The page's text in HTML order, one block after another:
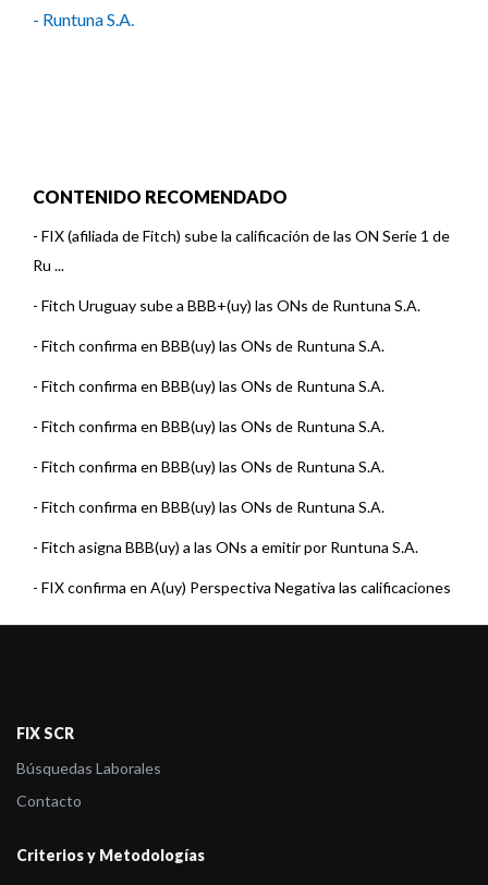
- Runtuna S.A.
CONTENIDO RECOMENDADO
- FIX (afiliada de Fitch) sube la calificación de las ON Serie 1 de
Ru ...
- Fitch Uruguay sube a BBB+(uy) las ONs de Runtuna S.A.
- Fitch confirma en BBB(uy) las ONs de Runtuna S.A.
- Fitch confirma en BBB(uy) las ONs de Runtuna S.A.
- Fitch confirma en BBB(uy) las ONs de Runtuna S.A.
- Fitch confirma en BBB(uy) las ONs de Runtuna S.A.
- Fitch confirma en BBB(uy) las ONs de Runtuna S.A.
- Fitch asigna BBB(uy) a las ONs a emitir por Runtuna S.A.
- FIX confirma en A(uy) Perspectiva Negativa las calificaciones
FIX SCR
Búsquedas Laborales
Contacto
Criterios y Metodologías